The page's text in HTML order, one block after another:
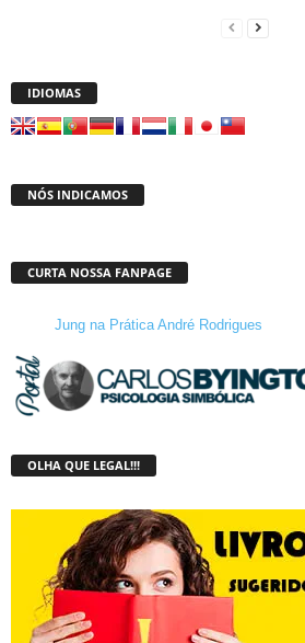
IDIOMAS
NÓS INDICAMOS
CURTA NOSSA FANPAGE
Jung na Prática André Rodrigues
OLHA QUE LEGAL!!!